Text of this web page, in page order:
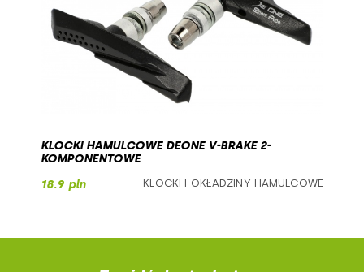
KLOCKI HAMULCOWE DEONE V-BRAKE 2-
KOMPONENTOWE
18.9 pln
KLOCKI I OKŁADZINY HAMULCOWE